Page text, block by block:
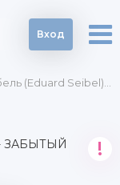
Вход
Seibel) - Забытый прича
ЗАБЫТЫЙ
!